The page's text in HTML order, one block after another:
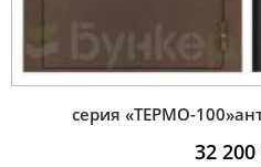
серия «ТЕРМО-
32 200